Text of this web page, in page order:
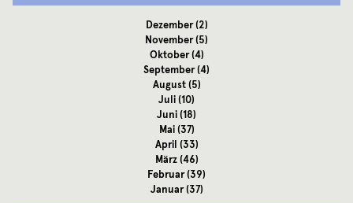
Dezember(2)
November(5)
Oktober(4)
September(4)
August(5)
Juli(10)
Juni(18)
Mai(37)
April (33)
März(46)
Februar(39)
Januar(37)